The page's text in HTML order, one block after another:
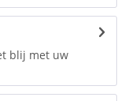
blij met uw